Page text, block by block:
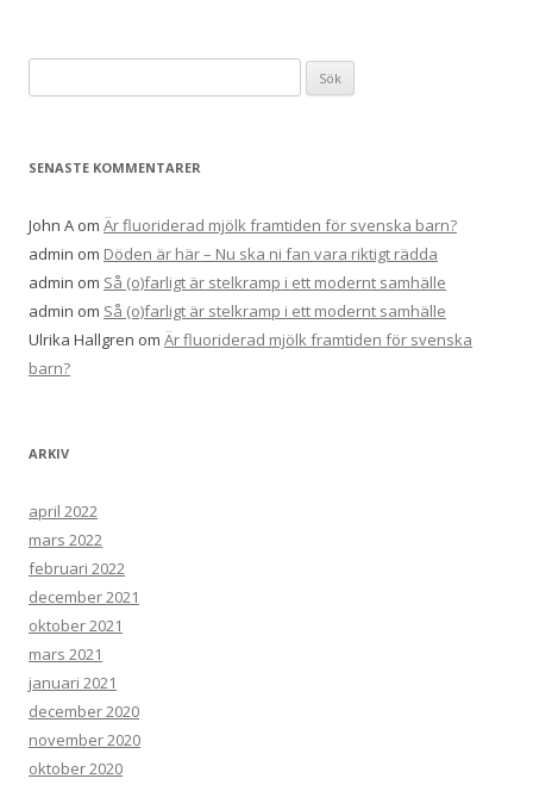
ö
e
t
SENASTE KOMMENTARER
John A om Är fluoriderad mjölk framtiden för svenska barn?
admin om Döden är här – Nu ska ni fan vara riktigt rädda
admin om Så (o)farligt är stelkramp i ett modernt samhälle
admin om Så (o)farligt är stelkramp i ett modernt samhälle
Ulrika Hallgren om Är fluoriderad mjölk framtiden för svenska
barn?
ARKIV
april 2022
mars 2022
februari 2022
december 2021
oktober 2021
mars 2021
januari 2021
december 2020
november 2020
oktober 2020